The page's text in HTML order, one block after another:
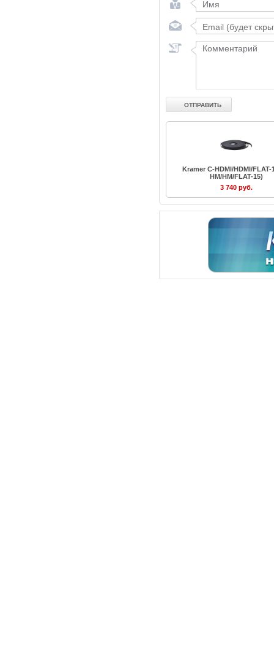
Kramer C-HDMI/HDMI/FLAT-
HM/HM/FLAT-15)
3 740 руб.